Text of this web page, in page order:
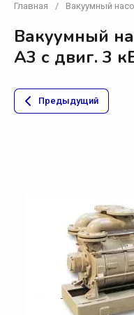
Главная / Вакуумный
Вакуумный
А3 с двиг. 3
Предыдущий